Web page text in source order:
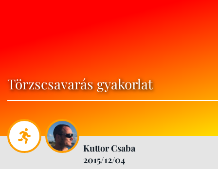
Törzscsavarás gyakorlat
Kuttor Csaba
2015/12/04